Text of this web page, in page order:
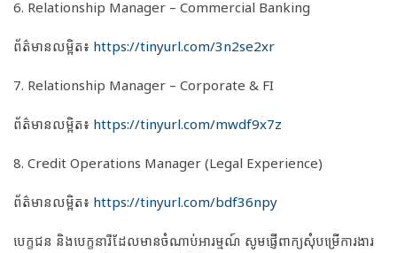
6. Relationship Manager – Commercial Banking
ព័ត៌មានលម្អិត៖ https://tinyurl.com/3n2se2xr
7. Relationship Manager – Corporate & FI
ព័ត៌មានលម្អិត៖ https://tinyurl.com/mwdf9x7z
8. Credit Operations Manager (Legal Experience)
ព័ត៌មានលម្អិត៖ https://tinyurl.com/bdf36npy
បេក្ខជន និងបេក្ខនារីដែលមានចំណាប់អារម្មណ៍ សូមផ្ញើពាក្យសុំបម្រើការងារ